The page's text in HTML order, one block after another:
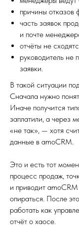
причины отказов
часть заявок
и почте
отчёты не
руководитель не
заявки.
В такой ситуации
Сначала нужно
Иначе получится
заплатили, а через
«не так», — хотя
данные в amoCRM.
Это и есть тот
процесс продаж,
и приводит
опираться. После
работать как
отчёт о хаосе.